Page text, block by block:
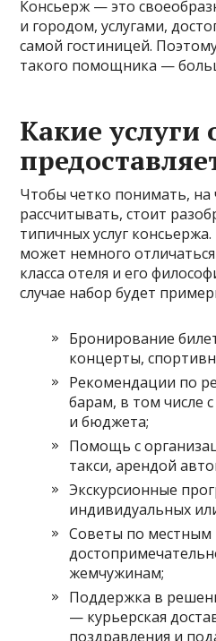
Консьерж — это
и городом, услугами,
самой гостиницей.
такого помощника —
Какие услуги
Чтобы четко понимать,
рассчитывать, стоит
типичных услуг
может немного
класса отеля и его
случае набор будет
Бронирование
концерты,
Рекомендации по
барам, в том числе
и бюджета;
Помощь с
такси, арендой
Экскурсионные
индивидуальных
Советы по местным
жемчужинам;
Поддержка в
— курьерская
поздравления и